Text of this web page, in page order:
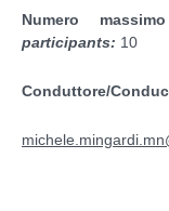
Numero
participants: 10
Conduttore/